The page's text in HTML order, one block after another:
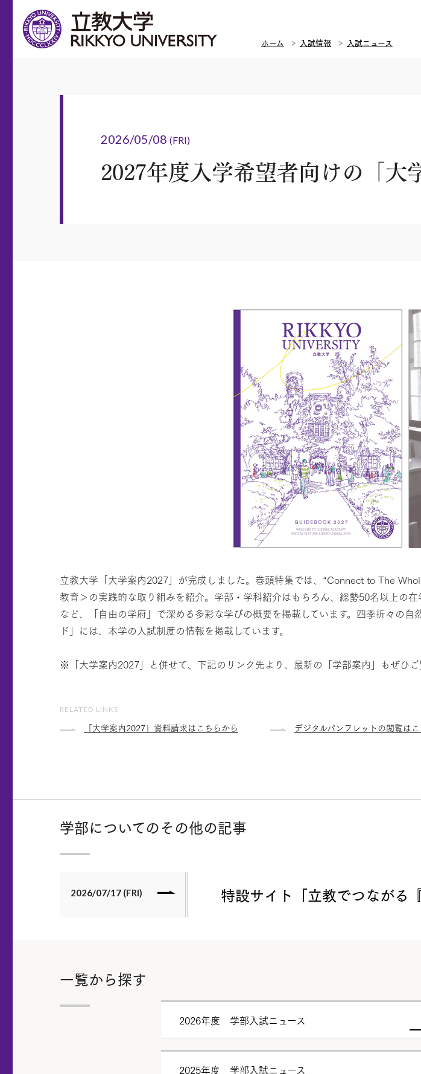
ホーム 入試情報 入試ニュース
2026/05/08 (FRI)
2027年度入学希望者向けの「大
立教大学「大学案内2027」が完成しました。巻頭特集では、“Connect to The
教育＞の実践的な取り組みを紹介。学部・学科紹介はもちろん、総勢50名以上の
など、「自由の学府」で深める多彩な学びの概要を掲載しています。四季折々の
ド」には、本学の入試制度の情報を掲載しています。
※「大学案内2027」と併せて、下記のリンク先より、最新の「学部案内」もぜひご
RELATED LINKS
「大学案内2027」資料請求はこちらから デジタルパンフレットの閲覧は
学部についてのその他の記事
2026/07/17 (FRI) 特設サイト「立教でつながる
一覧から探す
2026年度 学部入試ニュース
2025年度 学部入試ニュース